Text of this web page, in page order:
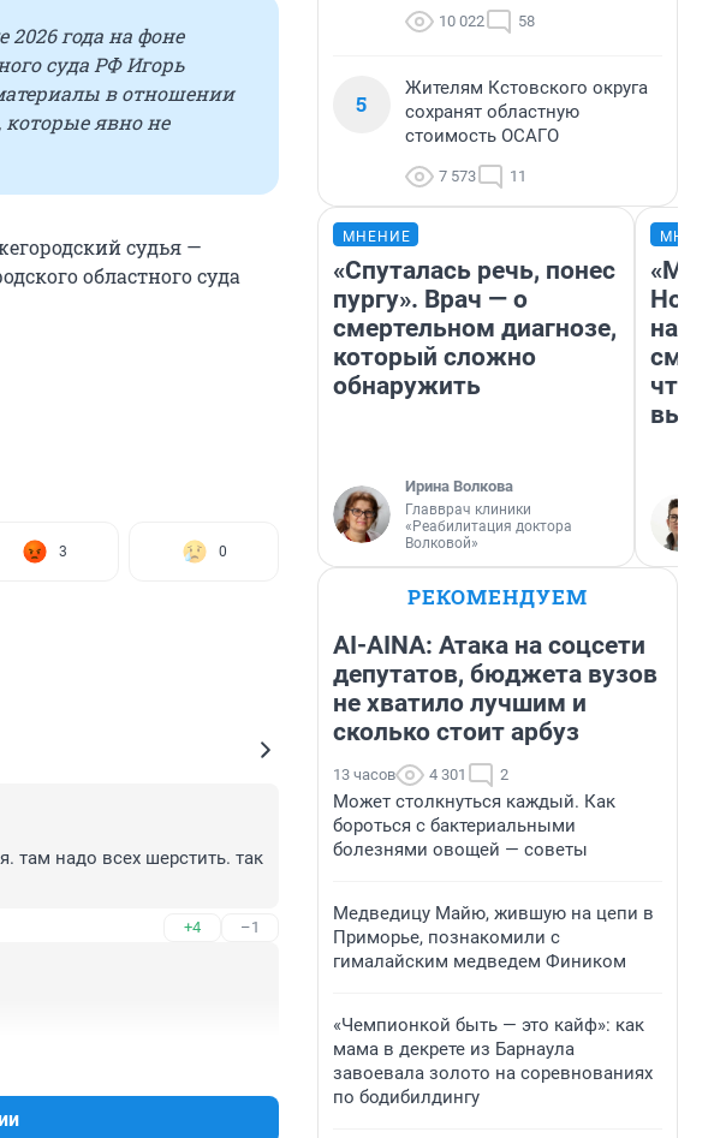
2026 года на фоне
суда РФ Игорь
в отношении
явно не
судья —
областного суда
3 0
там надо всех шерстить. так
+4 –1
10 022 58
5
Жителям Кстовского округа
сохранят областную
стоимость ОСАГО
7 573 11
МНЕНИЕ
«Спуталась речь, понес
пургу». Врач — о
смертельном диагнозе,
который сложно
обнаружить
Ирина Волкова
Главврач клиники
«Реабилитация доктора
Волковой»
«Мы
РЕКОМЕНДУЕМ
AI-AINA: Атака на соцсети
депутатов, бюджета вузов
не хватило лучшим и
сколько стоит арбуз
13 часов 4 301 2
Может столкнуться каждый. Как
бороться с бактериальными
болезнями овощей — советы
Медведицу Майю, жившую на цепи в
Приморье, познакомили с
гималайским медведем Фиником
«Чемпионкой быть — это кайф»: как
мама в декрете из Барнаула
завоевала золото на соревнованиях
по бодибилдингу